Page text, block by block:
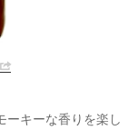
ーキーな香りを楽し